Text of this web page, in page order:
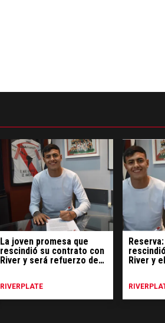
La joven promesa que
rescindió su contrato con
River y será refuerzo de
RIVERPLATE
River y